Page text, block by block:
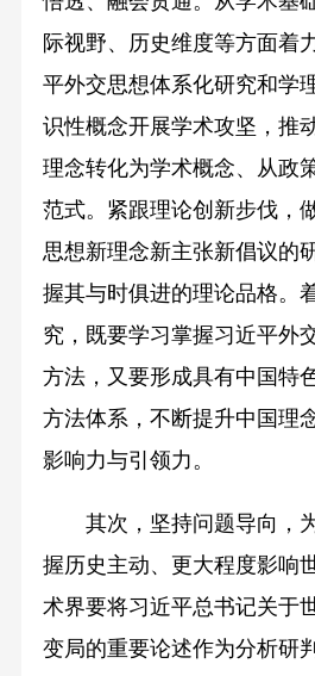
际视野、历史维度等方面着
平外交思想体系化研究和学
识性概念开展学术攻坚，推
理念转化为学术概念、从政
范式。紧跟理论创新步伐，
思想新理念新主张新倡议的
握其与时俱进的理论品格。
究，既要学习掌握习近平外
方法，又要形成具有中国特
方法体系，不断提升中国理
影响力与引领力。
其次，坚持问题导向，
握历史主动、更大程度影响
术界要将习近平总书记关于
变局的重要论述作为分析研